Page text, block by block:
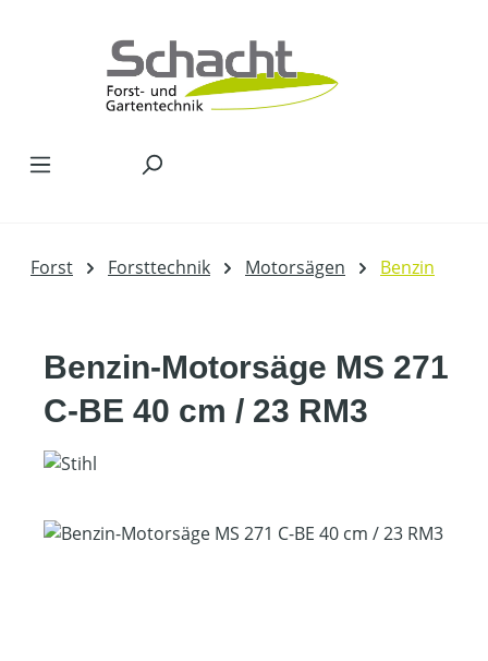
Forst Forsttechnik Motorsägen Benzin
Benzin-Motorsäge MS 271
C-BE 40 cm / 23 RM3
Bildergalerie überspringen